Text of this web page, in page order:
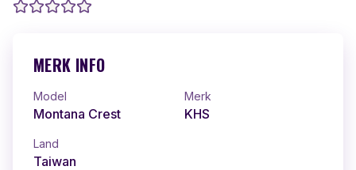
MERK INFO
Model
Montana Crest
Merk
KHS
Land
Taiwan